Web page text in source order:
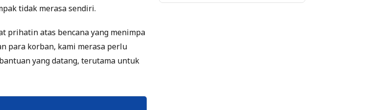
tidak merasa sendiri.
prihatin atas bencana yang menimpa
para korban, kami merasa perlu
yang datang, terutama untuk